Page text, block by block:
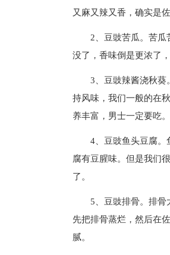
又麻又辣又香，确实是
2、豆豉苦瓜。苦
没了，香味倒是更浓了
3、豆豉辣酱浇秋葵
持风味，我们一般的在
养丰富，男士一定要吃。
4、豆豉鱼头豆腐。
腐有豆腥味。但是我们
了。
5、豆豉排骨。排
先把排骨蒸烂，然后在
腻。